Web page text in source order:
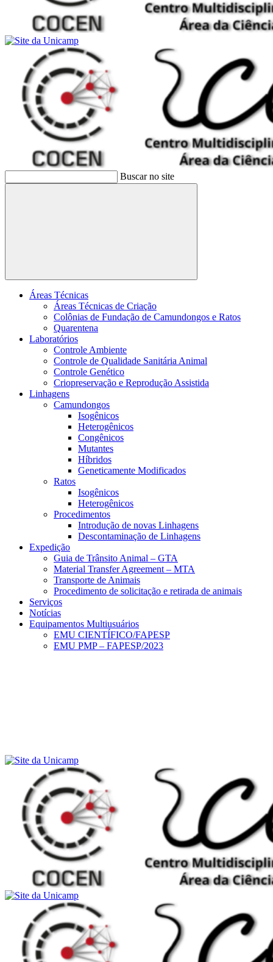
Buscar no site
Buscar
Áreas Técnicas
Áreas Técnicas de Criação
Colônias de Fundação de Camundongos e Ratos
Quarentena
Laboratórios
Controle Ambiente
Controle de Qualidade Sanitária Animal
Controle Genético
Criopreservação e Reprodução Assistida
Linhagens
Camundongos
Isogênicos
Heterogênicos
Congênicos
Mutantes
Híbridos
Geneticamente Modificados
Ratos
Isogênicos
Heterogênicos
Procedimentos
Introdução de novas Linhagens
Descontaminação de Linhagens
Expedição
Guia de Trânsito Animal – GTA
Material Transfer Agreement – MTA
Transporte de Animais
Procedimento de solicitação e retirada de animais
Serviços
Notícias
Equipamentos Multiusuários
EMU CIENTÍFICO/FAPESP
EMU PMP – FAPESP/2023